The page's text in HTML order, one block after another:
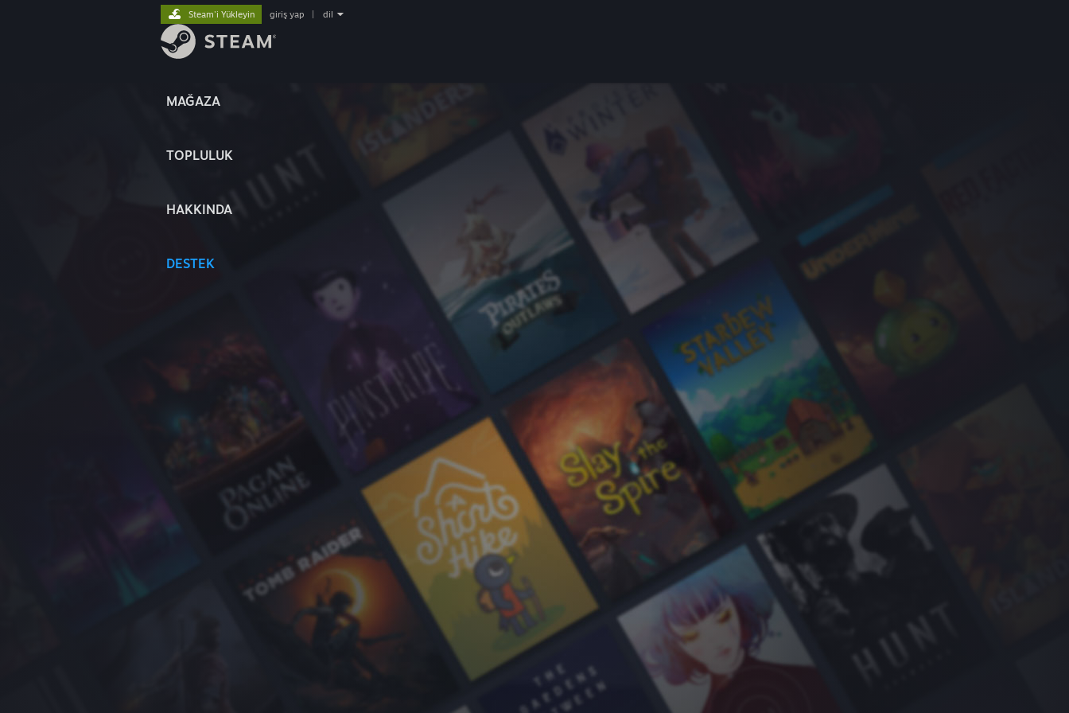
MAĞAZA
TOPLULUK
HAKKINDA
DESTEK
Steam'i Yükleyin giriş yap dil